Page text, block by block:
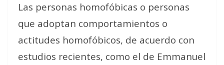
Las personas homofóbicas o personas
que adoptan comportamientos o
actitudes homofóbicos, de acuerdo con
estudios recientes, como el de Emmanuel